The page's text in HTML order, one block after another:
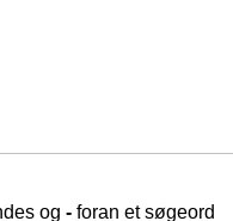
og - foran et søgeord